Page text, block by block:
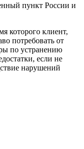
пункт России и
которого клиент,
потребовать от
по устранению
если не
нарушений